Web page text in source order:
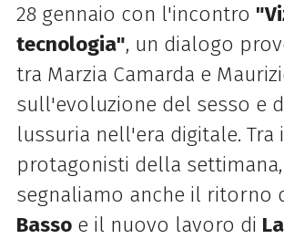
28 gennaio con l'incontro
tecnologia", un dialogo
tra Marzia Camarda e
sull'evoluzione del sesso e
lussuria nell'era digitale. Tra
protagonisti della settimana,
segnaliamo anche il ritorno
Bassoe il nuovo lavoro di